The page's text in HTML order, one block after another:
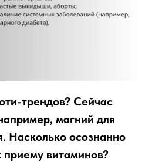
трендов? Сейчас
магний для
Насколько осознанно
приему витаминов?